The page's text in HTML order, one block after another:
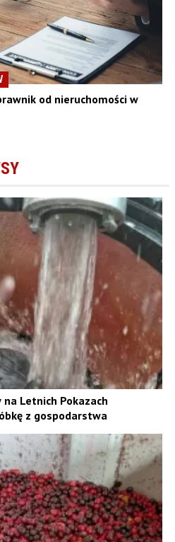
od nieruchomości w
Letnich Pokazach
z gospodarstwa